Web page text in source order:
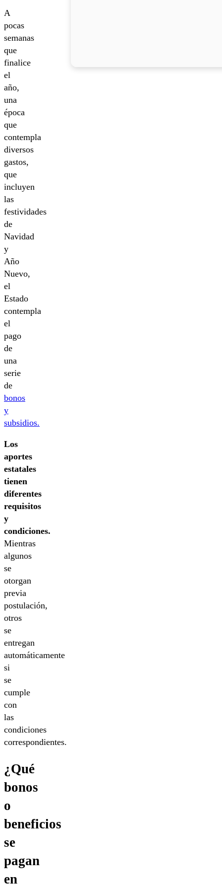
A
pocas
semanas
que
finalice
el
año,
una
época
que
contempla
diversos
gastos,
que
incluyen
las
festividades
de
Navidad
y
Año
Nuevo,
el
Estado
contempla
el
pago
de
una
serie
de
bonos
y
subsidios.
Los
aportes
estatales
tienen
diferentes
requisitos
y
condiciones.
Mientras
algunos
se
otorgan
previa
postulación,
otros
se
entregan
automáticamente
si
se
cumple
con
las
condiciones
correspondientes.
¿Qué
bonos
o
beneficios
se
pagan
en